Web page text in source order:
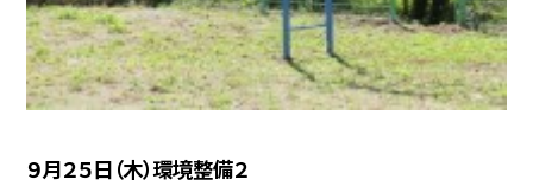
９月２５日（木）環境整備２